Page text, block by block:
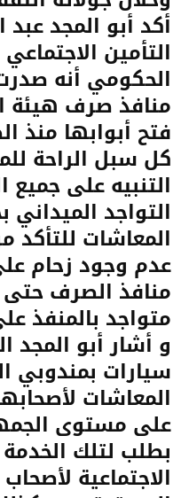
أكد أبو المجد
التأمين
الحكومي أنه
منافذ صرف هيئة
فتح أبوابها منذ
كل سبل الراحة
التنبيه على جميع
التواجد
المعاشات
عدم وجود زحام
منافذ الصرف
متواجد بالمنفذ
و أشار أبو
سيارات بمندوبي
المعاشات
على مستوى
بطلب لتلك الخدمة
الاجتماعية